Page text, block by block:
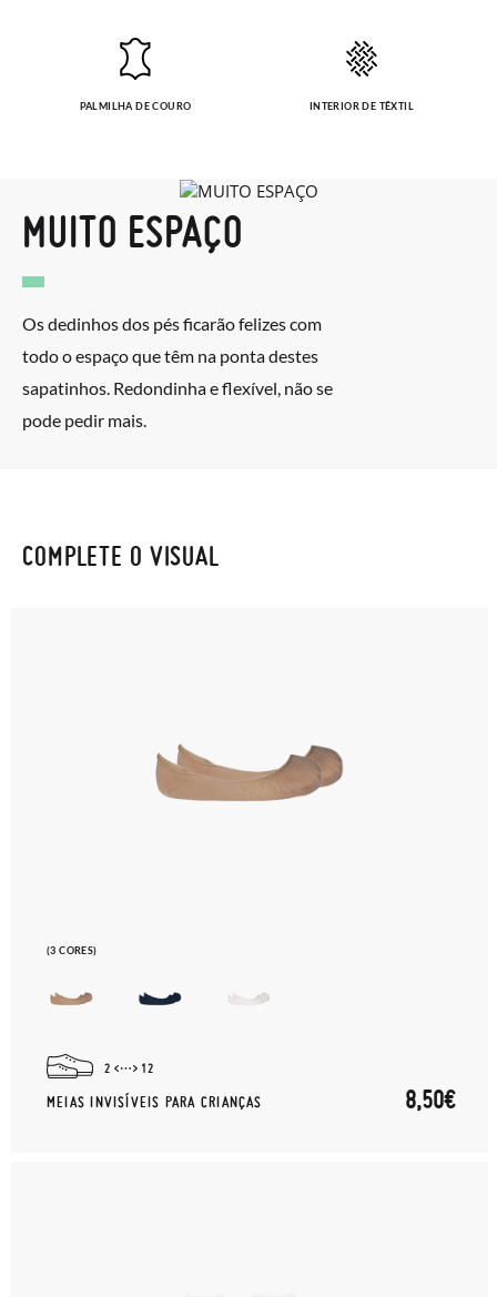
PALMILHA DE COURO INTERIOR DE TÊXTIL
MUITO ESPAÇO
Os dedinhos dos pés ficarão felizes com
todo o espaço que têm na ponta destes
sapatinhos. Redondinha e flexível, não se
pode pedir mais.
COMPLETE O VISUAL
(3 CORES)
2 12
MEIAS INVISÍVEIS PARA CRIANÇAS 8,50€